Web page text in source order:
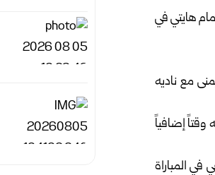
هايتي في
مع ناديه
وقتاً إضافياً
في المباراة